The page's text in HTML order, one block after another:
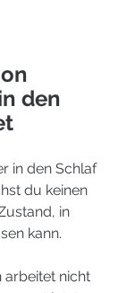
den
in den Schlaf
du keinen
in
kann.
arbeitet nicht